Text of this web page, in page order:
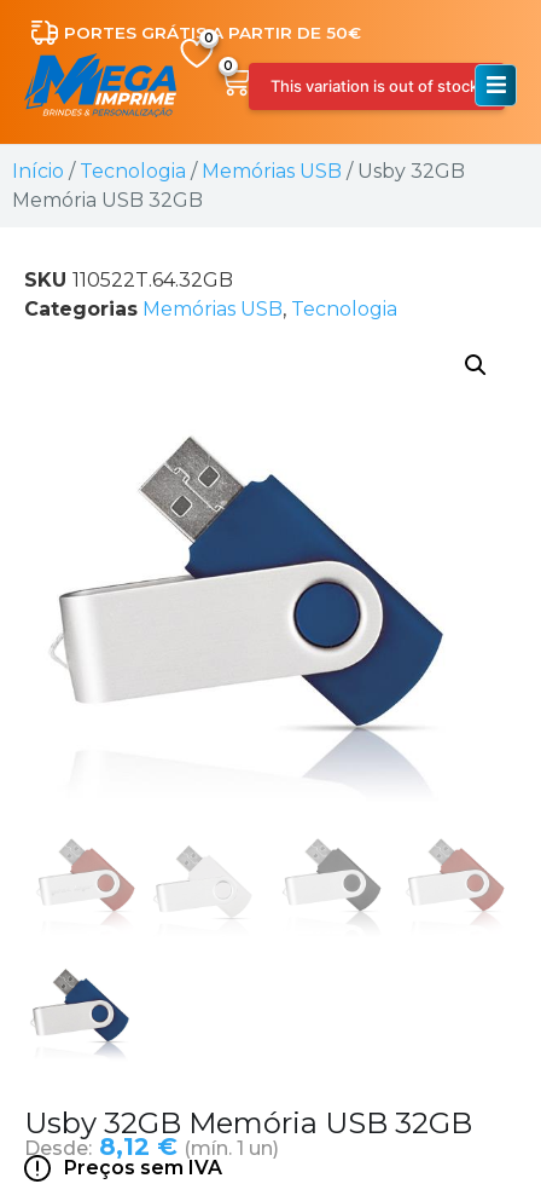
PORTES GRÁTIS A PARTIR DE 50€
0
Início / Tecnologia / Memórias USB / Usby 32GB
Memória USB 32GB
SKU 110522T.64.32GB
Categorias Memórias USB, Tecnologia
Usby 32GB Memória USB 32GB
Desde: 8,12 € (mín. 1 un)
Preços sem IVA
This variation is out of stock.